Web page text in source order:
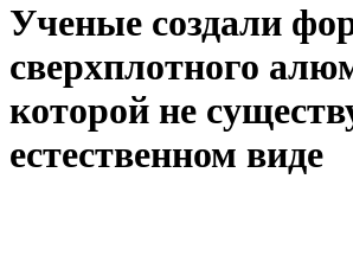
Ученые создали
сверхплотного
которой не
естественном виде